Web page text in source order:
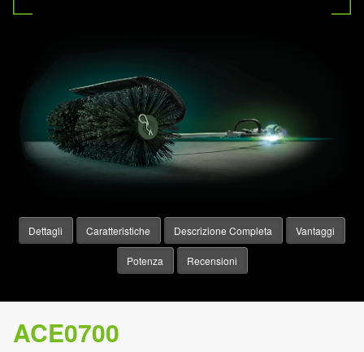
Dettagli Caratteristiche Descrizione Completa Vantaggi
Potenza Recensioni
ACE0700